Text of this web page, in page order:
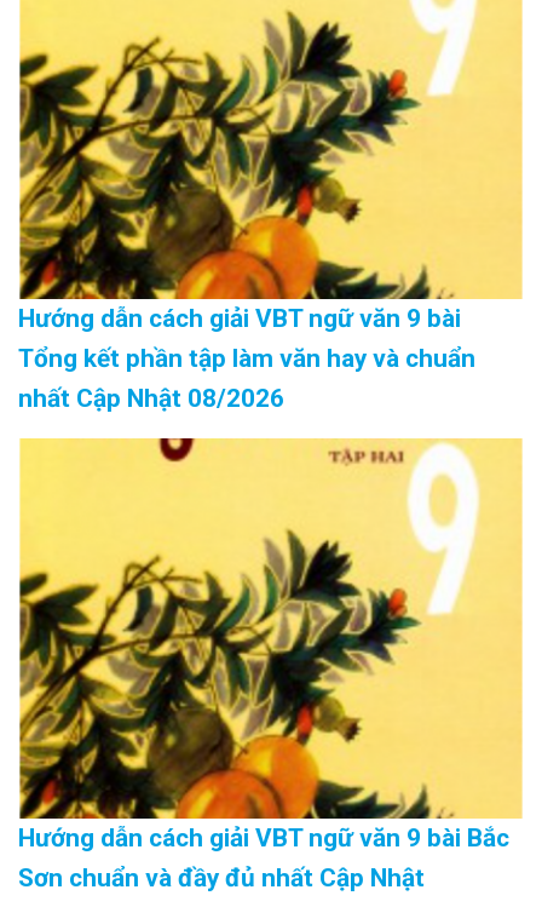
Hướng dẫn cách giải VBT ngữ văn 9 bài
Tổng kết phần tập làm văn hay và chuẩn
nhất Cập Nhật 08/2026
Hướng dẫn cách giải VBT ngữ văn 9 bài Bắc
Sơn chuẩn và đầy đủ nhất Cập Nhật